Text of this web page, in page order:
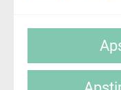
slimnīca,